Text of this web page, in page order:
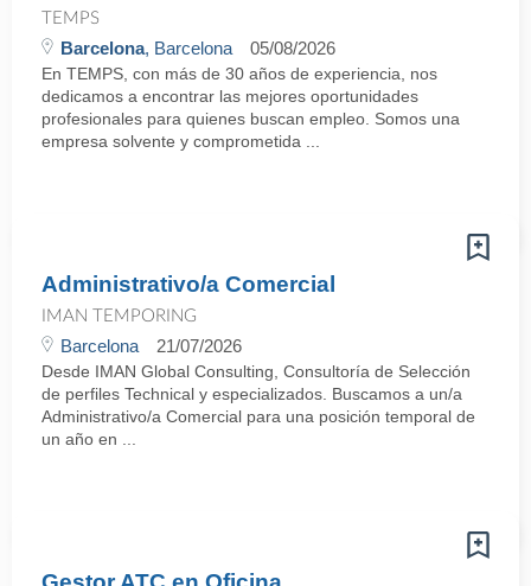
TEMPS
Barcelona, Barcelona 05/08/2026
En TEMPS, con más de 30 años de experiencia, nos
dedicamos a encontrar las mejores oportunidades
profesionales para quienes buscan empleo. Somos una
empresa solvente y comprometida ...
Administrativo/a Comercial
IMAN TEMPORING
Barcelona 21/07/2026
Desde IMAN Global Consulting, Consultoría de Selección
de perfiles Technical y especializados. Buscamos a un/a
Administrativo/a Comercial para una posición temporal de
un año en ...